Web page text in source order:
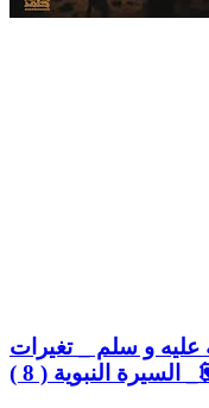
عليه و سلم _ تغيرات
النبوية ( 8 )